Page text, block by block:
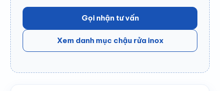
Gọi nhận tư vấn
Xem danh mục chậu rửa inox